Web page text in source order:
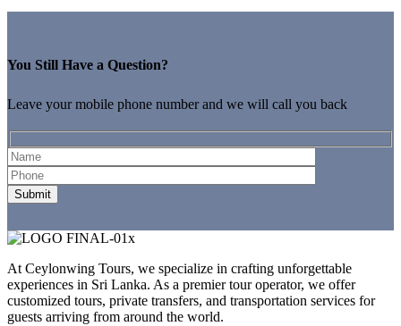
You Still Have a Question?
Leave your mobile phone number and we will call you back
At Ceylonwing Tours, we specialize in crafting unforgettable
experiences in Sri Lanka. As a premier tour operator, we offer
customized tours, private transfers, and transportation services for
guests arriving from around the world.